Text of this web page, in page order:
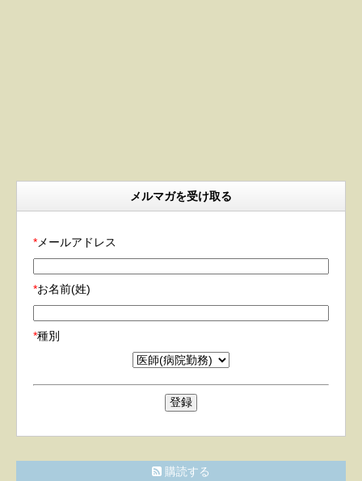
メルマガを受け取る
* メールアドレス
*お名前(姓)
*種別
購読する